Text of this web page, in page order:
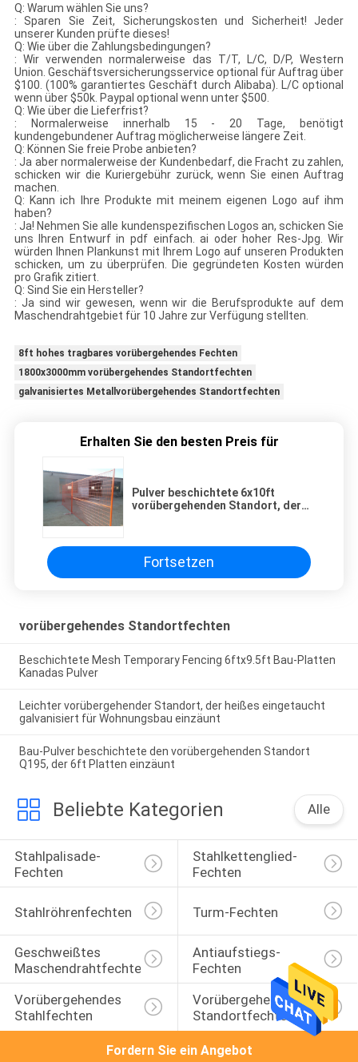
Q: Warum wählen Sie uns?
: Sparen Sie Zeit, Sicherungskosten und Sicherheit! Jeder
unserer Kunden prüfte dieses!
Q: Wie über die Zahlungsbedingungen?
: Wir verwenden normalerweise das T/T, L/C, D/P, Western
Union. Geschäftsversicherungsservice optional für Auftrag über
$100. (100% garantiertes Geschäft durch Alibaba). L/C optional
wenn über $50k. Paypal optional wenn unter $500.
Q: Wie über die Lieferfrist?
: Normalerweise innerhalb 15 - 20 Tage, benötigt
kundengebundener Auftrag möglicherweise längere Zeit.
Q: Können Sie freie Probe anbieten?
: Ja aber normalerweise der Kundenbedarf, die Fracht zu zahlen,
schicken wir die Kuriergebühr zurück, wenn Sie einen Auftrag
machen.
Q: Kann ich Ihre Produkte mit meinem eigenen Logo auf ihm
haben?
: Ja! Nehmen Sie alle kundenspezifischen Logos an, schicken Sie
uns Ihren Entwurf in pdf einfach. ai oder hoher Res-Jpg. Wir
würden Ihnen Plankunst mit Ihrem Logo auf unseren Produkten
schicken, um zu überprüfen. Die gegründeten Kosten würden
pro Grafik zitiert.
Q: Sind Sie ein Hersteller?
: Ja sind wir gewesen, wenn wir die Berufsprodukte auf dem
Maschendrahtgebiet für 10 Jahre zur Verfügung stellten.
8ft hohes tragbares vorübergehendes Fechten
1800x3000mm vorübergehendes Standortfechten
galvanisiertes Metallvorübergehendes Standortfechten
Erhalten Sie den besten Preis für
Pulver beschichtete 6x10ft
vorübergehenden Standort, der
Fortsetzen
vorübergehendes Standortfechten
Beschichtete Mesh Temporary Fencing 6ftx9.5ft Bau-Platten
Kanadas Pulver
Leichter vorübergehender Standort, der heißes eingetaucht
galvanisiert für Wohnungsbau einzäunt
Bau-Pulver beschichtete den vorübergehenden Standort
Q195, der 6ft Platten einzäunt
Beliebte Kategorien Alle
Stahlpalisade-
Fechten
Stahlkettenglied-
Fechten
Stahlröhrenfechten Turm-Fechten
Geschweißtes
Maschendrahtfechten
Antiaufstiegs-
Fechten
Vorübergehendes
Stahlfechten
Vorübergehendes
Standortfechten
Fordern Sie ein Angebot